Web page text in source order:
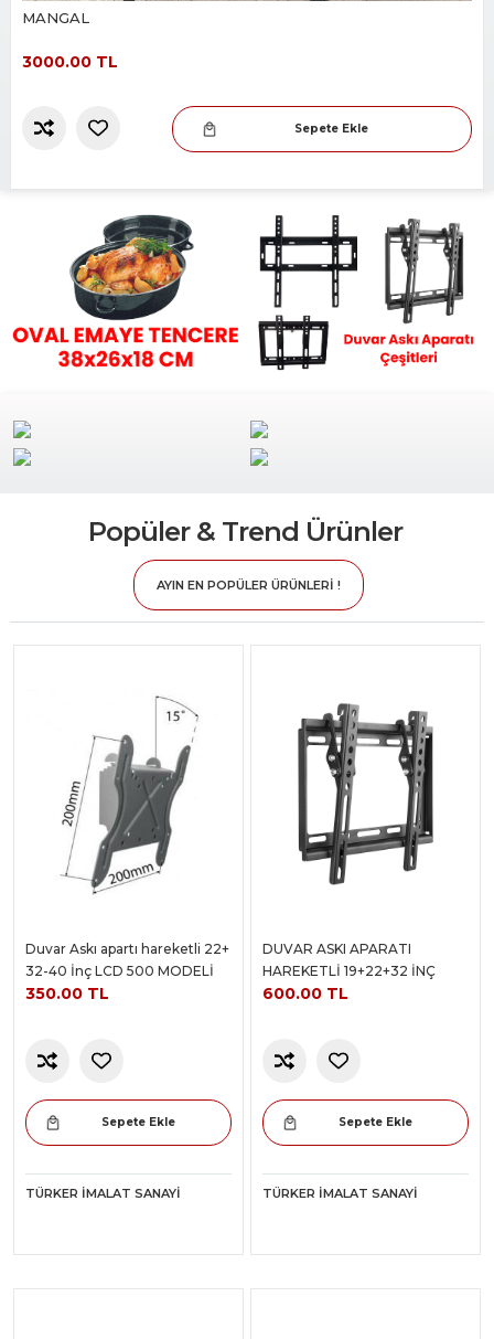
OVAL EMAYELİ TENCERE SİYAH BEYAZ KIRCILI
1200.00 TL
Sepete Ekle
Popüler & Trend Ürünler
AYIN EN POPÜLER ÜRÜNLERİ !
Duvar Askı apartı hareketli 22+
32-40 İnç LCD 500 MODELİ
350.00 TL
Sepete Ekle
TÜRKER İMALAT SANAYI
DUVAR ASKI APARATI
HAREKETLİ 19+22+32 İNÇ
600.00 TL
Sepete Ekle
TÜRKER İMALAT SANAYI